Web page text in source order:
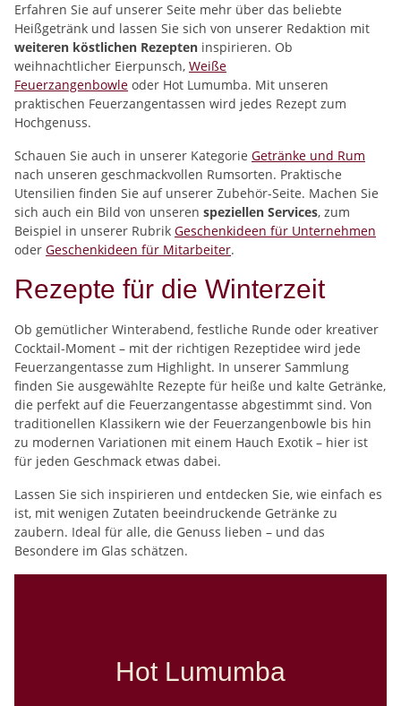
Erfahren Sie auf unserer Seite mehr über das beliebte
Heißgetränk und lassen Sie sich von unserer Redaktion mit
weiteren köstlichen Rezepten inspirieren. Ob
weihnachtlicher Eierpunsch, Weiße
Feuerzangenbowle oder Hot Lumumba. Mit unseren
praktischen Feuerzangentassen wird jedes Rezept zum
Hochgenuss.
Schauen Sie auch in unserer Kategorie Getränke und Rum
nach unseren geschmackvollen Rumsorten. Praktische
Utensilien finden Sie auf unserer Zubehör-Seite. Machen Sie
sich auch ein Bild von unseren speziellen Services, zum
Beispiel in unserer Rubrik Geschenkideen für Unternehmen
oder Geschenkideen für Mitarbeiter.
Rezepte für die Winterzeit
Ob gemütlicher Winterabend, festliche Runde oder kreativer
Cocktail-Moment – mit der richtigen Rezeptidee wird jede
Feuerzangentasse zum Highlight. In unserer Sammlung
finden Sie ausgewählte Rezepte für heiße und kalte Getränke,
die perfekt auf die Feuerzangentasse abgestimmt sind. Von
traditionellen Klassikern wie der Feuerzangenbowle bis hin
zu modernen Variationen mit einem Hauch Exotik – hier ist
für jeden Geschmack etwas dabei.
Lassen Sie sich inspirieren und entdecken Sie, wie einfach es
ist, mit wenigen Zutaten beeindruckende Getränke zu
zaubern. Ideal für alle, die Genuss lieben – und das
Besondere im Glas schätzen.
Hot Lumumba